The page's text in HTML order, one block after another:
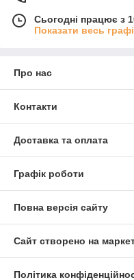
Сьогодні працює з
Показати весь
Про нас
Контакти
Доставка та оплата
Графік роботи
Повна версія сайту
Сайт створено на
Політика